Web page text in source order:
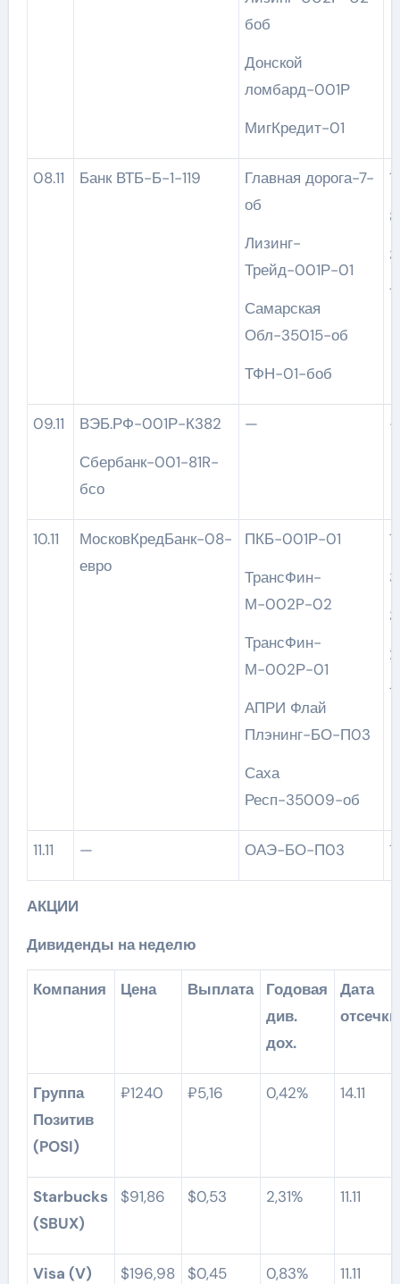
боб
Донской
ломбард-001Р
МигКредит-01
08.11 Банк ВТБ-Б-1-119
Главная дорога-7-
об
Лизинг-
Трейд-001Р-01
Самарская
Обл-35015-об
ТФН-01-боб
09.11
ВЭБ.РФ-001Р-К382
Сбербанк-001-81R-
бсо
—
10.11
МосковКредБанк-08-
евро
ПКБ-001Р-01
ТрансФин-
М-002P-02
ТрансФин-
М-002Р-01
АПРИ Флай
Плэнинг-БО-П03
Саха
Респ-35009-об
11.11 — ОАЭ-БО-П03
АКЦИИ
Дивиденды на неделю
Компания Цена Выплата
Годовая
див.
дох.
Дата
отсечки
Группа
Позитив
(POSI)
₽1240 ₽5,16 0,42% 14.11
Starbucks
(SBUX)
$91,86 $0,53 2,31% 11.11
Visa (V) $196,98 $0,45 0,83% 11.11